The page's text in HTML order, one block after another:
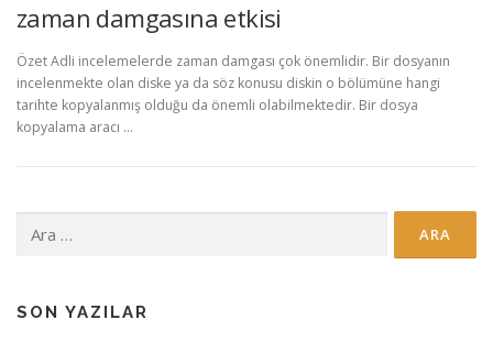
zaman damgasına etkisi
Özet Adli incelemelerde zaman damgası çok önemlidir. Bir dosyanın
incelenmekte olan diske ya da söz konusu diskin o bölümüne hangi
tarihte kopyalanmış olduğu da önemli olabilmektedir. Bir dosya
kopyalama aracı …
SON YAZILAR